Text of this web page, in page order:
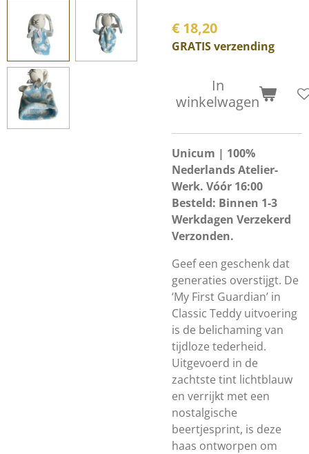
€ 18,20
GRATIS verzending
In
winkelwagen
Unicum | 100%
Nederlands Atelier-
Werk. Vóór 16:00
Besteld: Binnen 1-3
Werkdagen Verzekerd
Verzonden.
Geef een geschenk dat
generaties overstijgt. De
‘My First Guardian’ in
Classic Teddy uitvoering
is de belichaming van
tijdloze tederheid.
Uitgevoerd in de
zachtste tint lichtblauw
en verrijkt met een
nostalgische
beertjesprint, is deze
haas ontworpen om